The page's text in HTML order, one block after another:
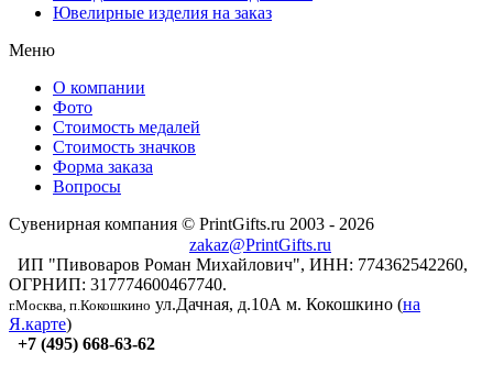
Ювелирные изделия на заказ
Меню
О компании
Фото
Стоимость медалей
Стоимость значков
Форма заказа
Вопросы
Сувенирная компания © PrintGifts.ru 2003 - 2026
zakaz@PrintGifts.ru
ИП "Пивоваров Роман Михайлович", ИНН: 774362542260,
ОГРНИП: 317774600467740.
г.Москва, п.Кокошкино ул.Дачная, д.10А м. Кокошкино (на
Я.карте)
+7 (495) 668-63-62